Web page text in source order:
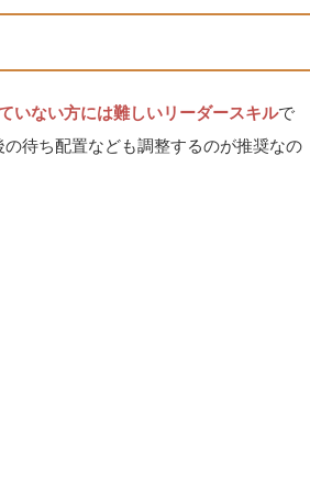
いない方には難しいリーダースキルで
待ち配置なども調整するのが推奨なの